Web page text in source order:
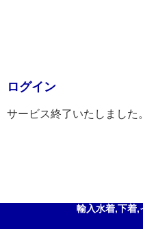
ログイン
サービス終了いたしました。
輸入水着,下着